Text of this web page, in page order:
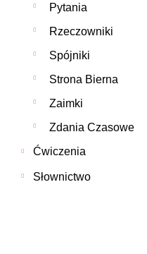
Pytania
Rzeczowniki
Spójniki
Strona Bierna
Zaimki
Zdania Czasowe
Ćwiczenia
Słownictwo